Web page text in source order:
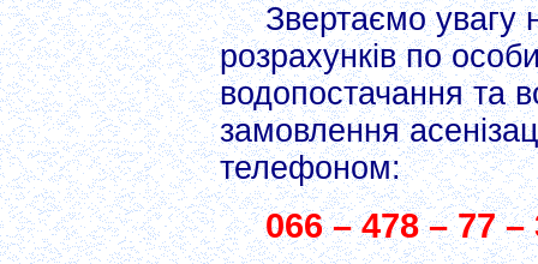
Звертаємо увагу
розрахунків по
водопостачання та
замовлення
телефоном:
066 – 478 – 77 –